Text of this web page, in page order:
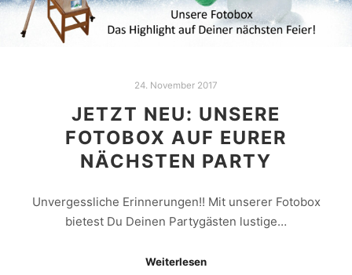
24. November 2017
JETZT NEU: UNSERE
FOTOBOX AUF EURER
NÄCHSTEN PARTY
Unvergessliche Erinnerungen!! Mit unserer Fotobox
bietest Du Deinen Partygästen lustige…
Weiterlesen